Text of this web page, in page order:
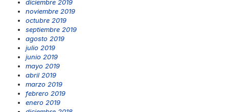
diciembre 2019
noviembre 2019
octubre 2019
septiembre 2019
agosto 2019
julio 2019
junio 2019
mayo 2019
abril 2019
marzo 2019
febrero 2019
enero 2019